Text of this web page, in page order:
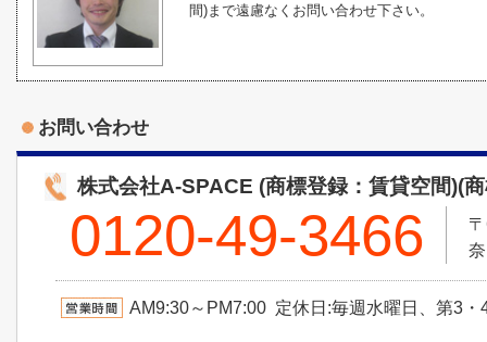
間)まで遠慮なくお問い合わせ下さい。
お問い合わせ
株式会社A-SPACE (商標登録：賃貸空間)(
0120-49-3466
AM9:30～PM7:00 定休日:毎週水曜日、第3